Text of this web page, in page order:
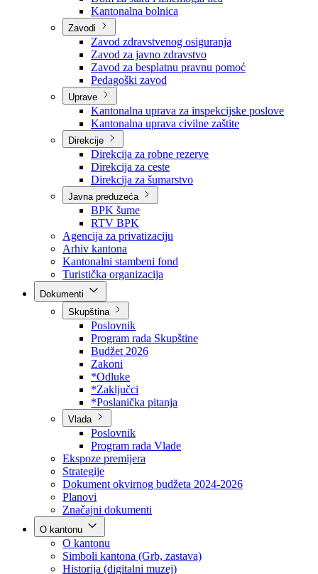
Ustanove
Centar za socijalni rad
Dom za stara i iznemogla lica
Kantonalna bolnica
Zavodi
Zavod zdravstvenog osiguranja
Zavod za javno zdravstvo
Zavod za besplatnu pravnu pomoć
Pedagoški zavod
Uprave
Kantonalna uprava za inspekcijske poslove
Kantonalna uprava civilne zaštite
Direkcije
Direkcija za robne rezerve
Direkcija za ceste
Direkcija za šumarstvo
Javna preduzeća
BPK šume
RTV BPK
Agencija za privatizaciju
Arhiv kantona
Kantonalni stambeni fond
Turistička organizacija
Skupština
Poslovnik
Program rada Skupštine
Budžet 2026
Zakoni
*Odluke
*Zaključci
*Poslanička pitanja
Vlada
Poslovnik
Program rada Vlade
Ekspoze premijera
Strategije
Dokument okvirnog budžeta 2024-2026
Planovi
Značajni dokumenti
O kantonu